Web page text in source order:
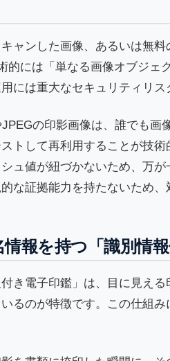
ャンした画像、あるいは無
的には「単なる画像オブジェ
には重大なセキュリティリス
の印影画像は、誰でも
トして再利用することが技
ュ値が紐づかないため、万
な証拠能力を持たないため
報を持つ「識別情
き電子印鑑」は、目に見え
るのが特徴です。この仕組